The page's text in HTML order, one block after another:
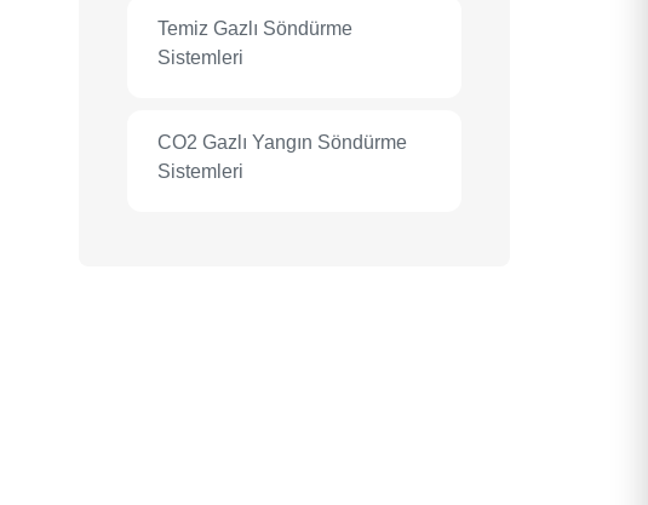
Temiz Gazlı Söndürme
Sistemleri
CO2 Gazlı Yangın Söndürme
Sistemleri